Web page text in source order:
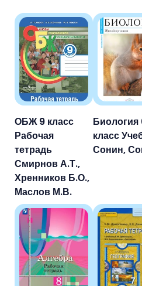
ОБЖ 9 класс
Рабочая
тетрадь
Смирнов А.Т.,
Хренников Б.О.,
Маслов М.В.
Биология
класс
Сонин,